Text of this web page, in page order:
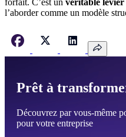
forfait. C’est un véritable
l’aborder comme un modèle
Prêt à
Découvrez par vous-même
pour votre entreprise